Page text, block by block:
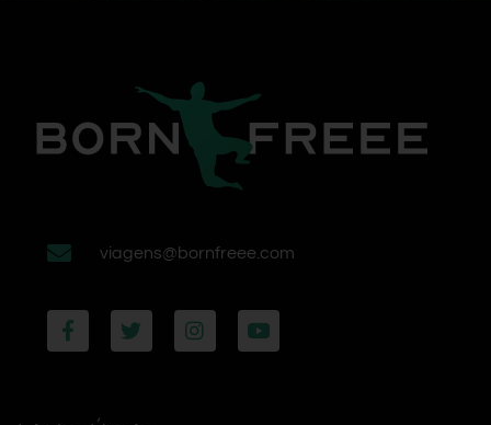
viagens@bornfreee.com